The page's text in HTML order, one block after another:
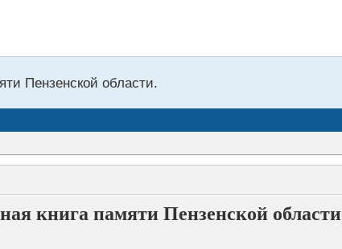
Пензенской области.
книга памяти Пензенской области